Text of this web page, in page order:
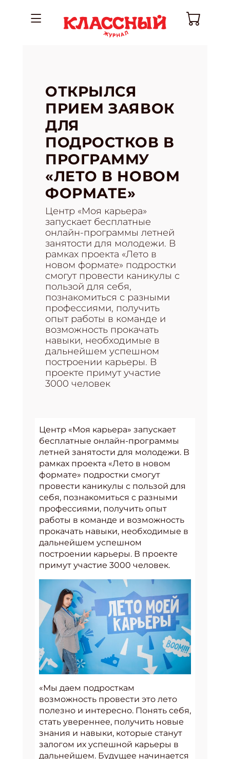
ОТКРЫЛСЯ
ПРИЕМ ЗАЯВОК
ДЛЯ
ПОДРОСТКОВ В
ПРОГРАММУ
«ЛЕТО В НОВОМ
ФОРМАТЕ»
Центр «Моя карьера»
запускает бесплатные
онлайн-программы летней
занятости для молодежи. В
рамках проекта «Лето в
новом формате» подростки
смогут провести каникулы с
пользой для себя,
познакомиться с разными
профессиями, получить
опыт работы в команде и
возможность прокачать
навыки, необходимые в
дальнейшем успешном
построении карьеры. В
проекте примут участие
3000 человек
Центр «Моя карьера» запускает
бесплатные онлайн-программы
летней занятости для молодежи. В
рамках проекта «Лето в новом
формате» подростки смогут
провести каникулы с пользой для
себя, познакомиться с разными
профессиями, получить опыт
работы в команде и возможность
прокачать навыки, необходимые в
дальнейшем успешном
построении карьеры. В проекте
примут участие 3000 человек.
«Мы даем подросткам
возможность провести это лето
полезно и интересно. Понять себя,
стать увереннее, получить новые
знания и навыки, которые станут
залогом их успешной карьеры в
дальнейшем. Будущее начинается